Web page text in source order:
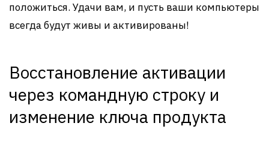
положиться. Удачи вам, и пусть ваши компьютеры
всегда будут живы и активированы!
Восстановление активации
через командную строку и
изменение ключа продукта